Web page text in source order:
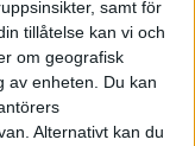
samt för
tillåtelse kan vi och
om geografisk
av enheten. Du kan
Alternativt kan du
du kan ändra från